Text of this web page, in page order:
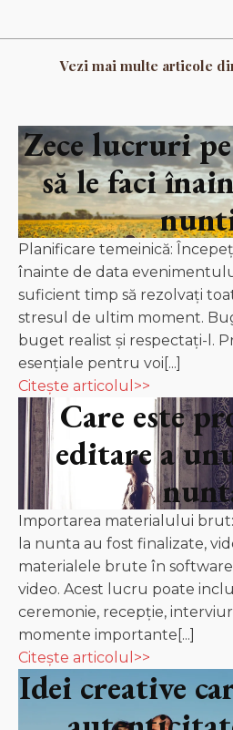
Vezi mai multe articole
Zece lucruri
să le faci
Planificare temeinică:
înainte de data
suficient timp să rezolvați
stresul de ultim moment.
buget realist și respectați-l.
esențiale pentru voi[...]
Citește articolul>>
Care este
editare a
Importarea materialului
la nunta au fost finalizate,
materialele brute în
video. Acest lucru poate
ceremonie, recepție,
momente importante[...]
Citește articolul>>
Idei creative